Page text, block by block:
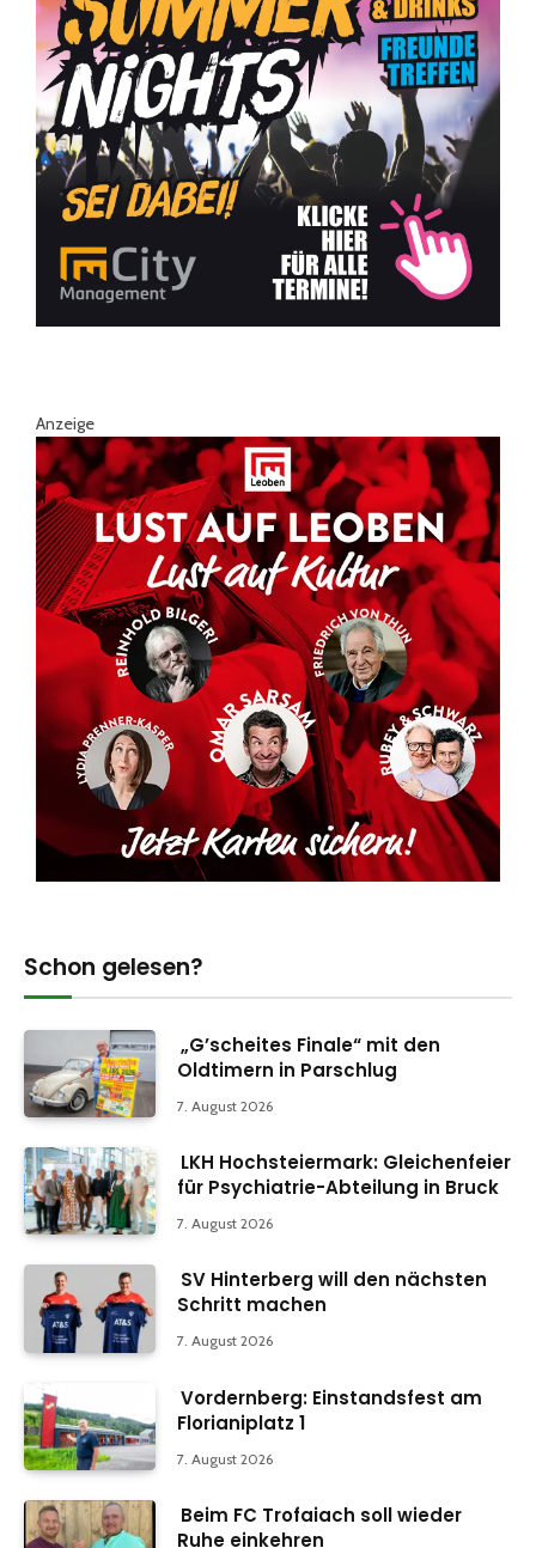
Anzeige
Schon gelesen?
„G’scheites Finale“ mit den
Oldtimern in Parschlug
7. August 2026
LKH Hochsteiermark: Gleichenfeier
für Psychiatrie-Abteilung in Bruck
7. August 2026
SV Hinterberg will den nächsten
Schritt machen
7. August 2026
Vordernberg: Einstandsfest am
Florianiplatz 1
7. August 2026
Beim FC Trofaiach soll wieder
Ruhe einkehren